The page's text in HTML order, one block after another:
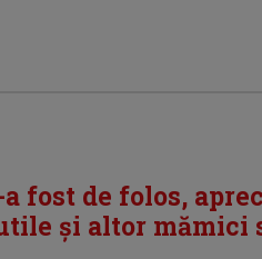
fost de folos,
și altor mămici